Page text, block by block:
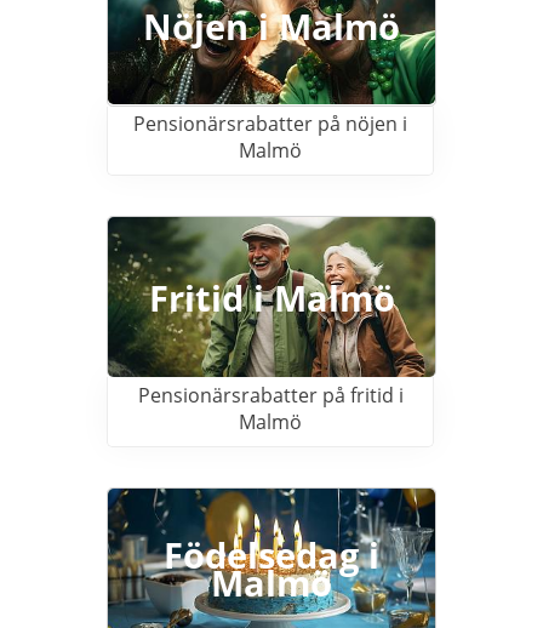
Nöjen i Malmö
Pensionärsrabatter på nöjen i
Malmö
Fritid i Malmö
Pensionärsrabatter på fritid i
Malmö
Födelsedag i
Malmö